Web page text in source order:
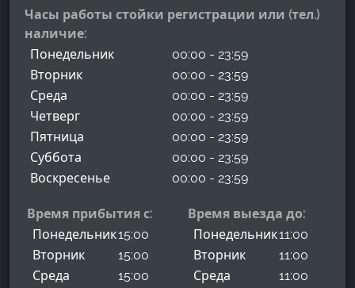
Часы работы стойки регистрации или (тел.)
наличие:
Понедельник
00:00 - 23:59
Вторник
00:00 - 23:59
Среда
00:00 - 23:59
Четверг
00:00 - 23:59
Пятница
00:00 - 23:59
Суббота
00:00 - 23:59
Воскресенье
00:00 - 23:59
Время прибытия с:
Понедельник15:00
Вторник
15:00
Среда
15:00
Время выезда до:
Понедельник11:00
Вторник
11:00
Среда
11:00